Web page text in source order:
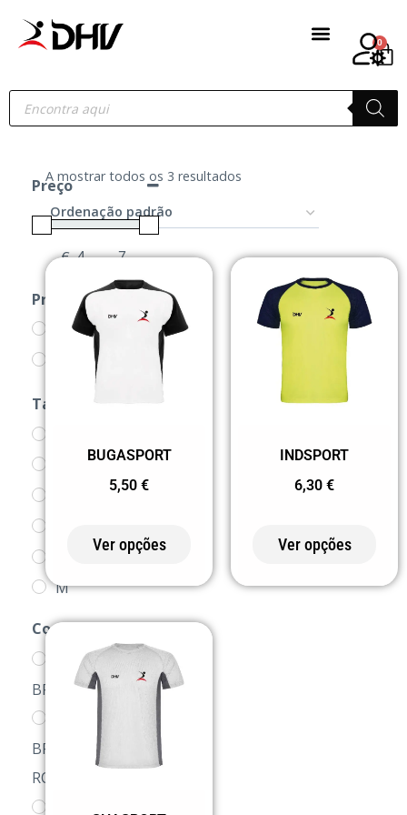
0
Preço
€ -
Produtos
CAMISOLAS
PRODUTOS
Tamanho
M
L
2XL
Cor
0102
BRANCO/PRETO
BRANCO/AZUL
ROYAL
A mostrar todos os 3 resultados
BUGASPORT
5,50 €
Ver opções
INDSPORT
6,30 €
Ver opções